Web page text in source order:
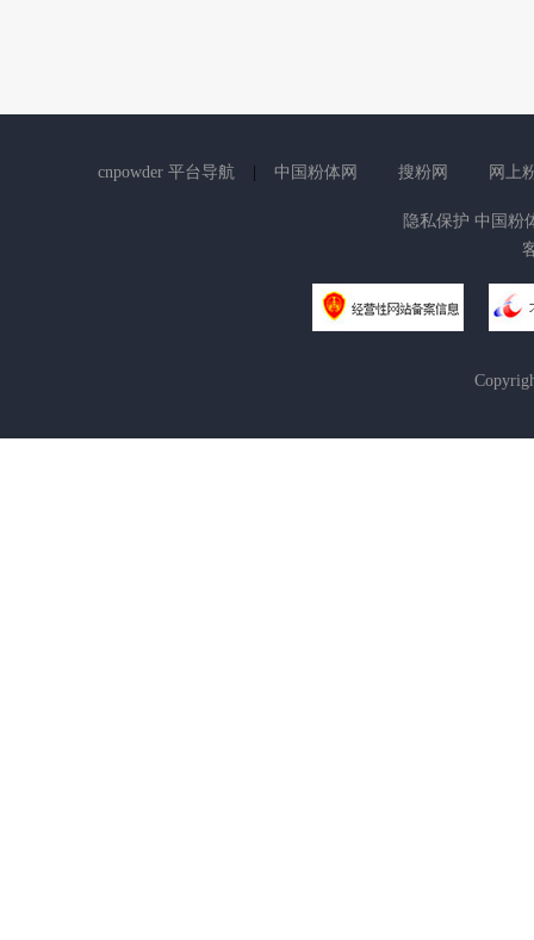
cnpowder 平台导航 中国粉体网 搜粉网 网上
隐私保护 中国粉